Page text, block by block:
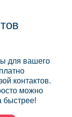
для вашего
контактов.
можно
быстрее!